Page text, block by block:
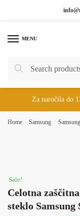
MENU
Search
Search
Za naročila do
Home Samsung
Sale!
Celotna
steklo Samsung